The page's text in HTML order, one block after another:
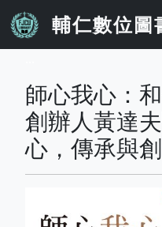
移至主內容
輔仁數位圖
師心我心：
創辦人黃達
心，傳承與